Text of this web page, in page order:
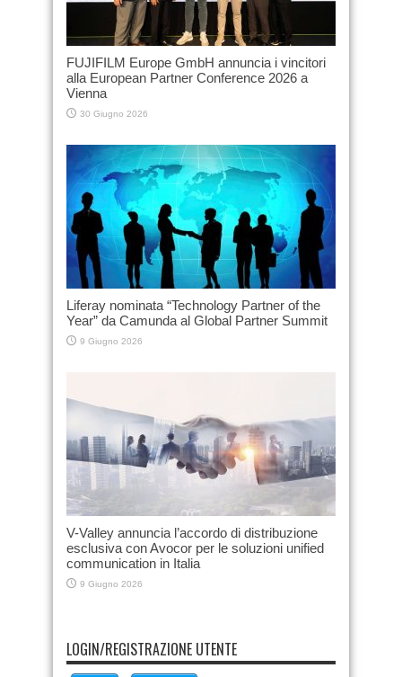
FUJIFILM Europe GmbH annuncia i vincitori
alla European Partner Conference 2026 a
Vienna
30 Giugno 2026
Liferay nominata “Technology Partner of the
Year” da Camunda al Global Partner Summit
9 Giugno 2026
V-Valley annuncia l’accordo di distribuzione
esclusiva con Avocor per le soluzioni unified
communication in Italia
9 Giugno 2026
LOGIN/REGISTRAZIONE UTENTE